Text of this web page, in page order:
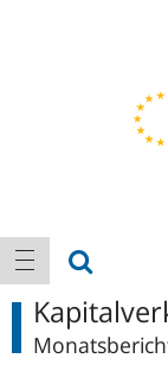
Hauptnavigation
Navigation